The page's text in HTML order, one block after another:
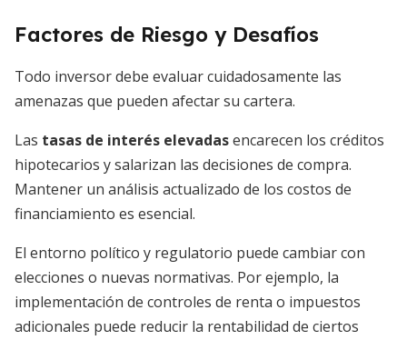
Factores de Riesgo y Desafíos
Todo inversor debe evaluar cuidadosamente las
amenazas que pueden afectar su cartera.
Las tasas de interés elevadasencarecen los créditos
hipotecarios y salarizan las decisiones de compra.
Mantener un análisis actualizado de los costos de
financiamiento es esencial.
El entorno político y regulatorio puede cambiar con
elecciones o nuevas normativas. Por ejemplo, la
implementación de controles de renta o impuestos
adicionales puede reducir la rentabilidad de ciertos